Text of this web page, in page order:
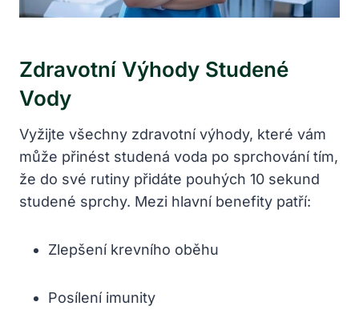
Zdravotní Výhody Studené
Vody
Vyžijte všechny zdravotní výhody, které vám
může přinést studená voda po sprchování tím,
že do své rutiny přidáte pouhých 10 sekund
studené sprchy. Mezi hlavní benefity patří:
Zlepšení krevního oběhu
Posílení imunity